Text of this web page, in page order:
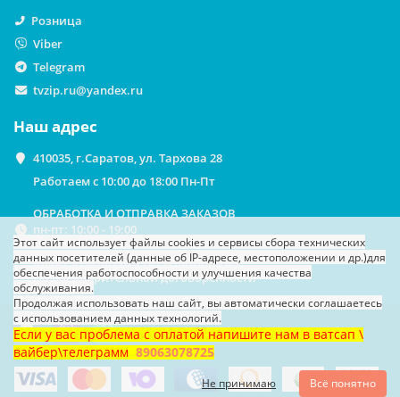
Этот сайт использует файлы cookies и сервисы сбора технических
данных посетителей (данные об IP-адресе, местоположении и др.)для
обеспечения работоспособности и улучшения качества
обслуживания.
Продолжая использовать наш сайт, вы автоматически соглашаетесь
с использованием данных технологий.
Если у вас проблема с оплатой напишите нам в ватсап \
вайбер\телеграмм 89063078725
Не принимаю Всё понятно
Розница
Viber
Telegram
tvzip.ru@yandex.ru
Наш адрес
410035, г.Саратов, ул. Тархова 28
Работаем с 10:00 до 18:00 Пн-Пт
ОБРАБОТКА И ОТПРАВКА ЗАКАЗОВ
пн-пт: 10:00 - 19:00
ВЫДАЧА ЗАКАЗОВ НА САМОВЫВОЗ
По предварительной договоренности